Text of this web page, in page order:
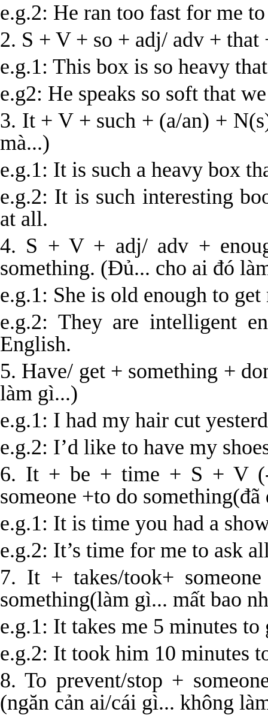
e.g.2: He ran too fast for me
2. S + V + so + adj/ adv +
e.g.1: This box is so heavy
e.g2: He speaks so soft that
3. It + V + such + (a/an) +
mà...)
e.g.1: It is such a heavy box
e.g.2: It is such interesting
at all.
4. S + V + adj/ adv +
something. (Đủ... cho ai đó
e.g.1: She is old enough to
e.g.2: They are intelligent
English.
5. Have/ get + something +
làm gì...)
e.g.1: I had my hair cut
e.g.2: I’d like to have my
6. It + be + time + S + V
someone +to do
e.g.1: It is time you had a
e.g.2: It’s time for me to ask
7. It + takes/took+
something(làm gì... mất bao
e.g.1: It takes me 5 minutes to
e.g.2: It took him 10 minutes
8. To prevent/stop +
(ngăn cản ai/cái gì... không